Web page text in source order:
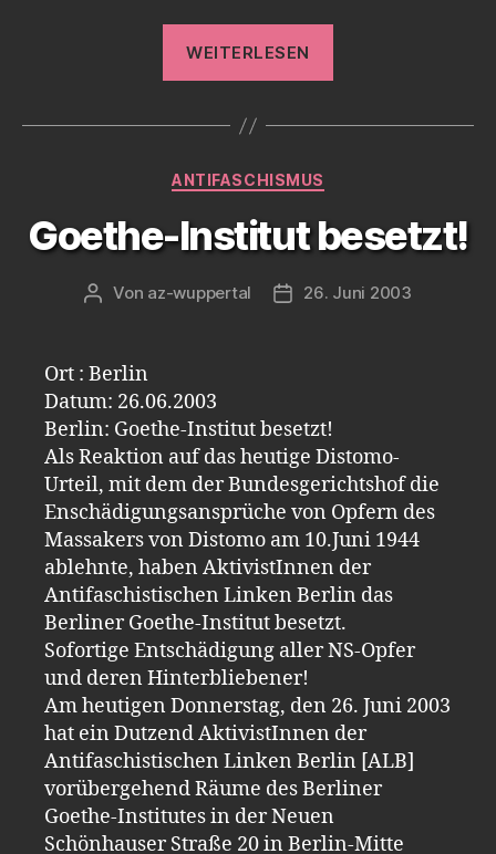
WEITERLESEN
Opfer
Kategorien
ANTIFASCHISMUS
Goethe-Institut besetzt!
Beitragsautor
Von az-wuppertal Veröffentlichungsdatum
26. Juni 2003
Ort : Berlin
Datum: 26.06.2003
Berlin: Goethe-Institut besetzt!
Als Reaktion auf das heutige Distomo-
Urteil, mit dem der Bundesgerichtshof die
Enschädigungsansprüche von Opfern des
Massakers von Distomo am 10.Juni 1944
ablehnte, haben AktivistInnen der
Antifaschistischen Linken Berlin das
Berliner Goethe-Institut besetzt.
Sofortige Entschädigung aller NS-Opfer
und deren Hinterbliebener!
Am heutigen Donnerstag, den 26. Juni 2003
hat ein Dutzend AktivistInnen der
Antifaschistischen Linken Berlin [ALB]
vorübergehend Räume des Berliner
Goethe-Institutes in der Neuen
Schönhauser Straße 20 in Berlin-Mitte